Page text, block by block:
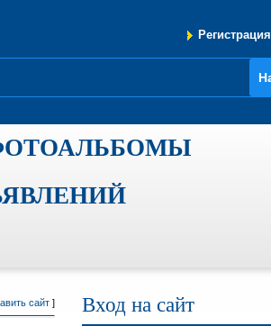
Регистрация
сайт ] Вход на сайт